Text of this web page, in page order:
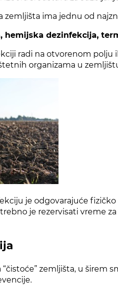
zemljišta ima jednu od
hemijska dezinfekcija,
radi na otvorenom
organizama u
je odgovarajuće
je rezervisati vreme
zemljišta, u širem